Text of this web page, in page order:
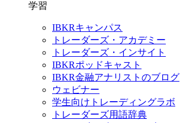
学習
IBKRキャンパス
トレーダーズ・アカデミー
トレーダーズ・インサイト
IBKRポッドキャスト
IBKR金融アナリストのブログ
ウェビナー
学生向けトレーディングラボ
トレーダーズ用語辞典